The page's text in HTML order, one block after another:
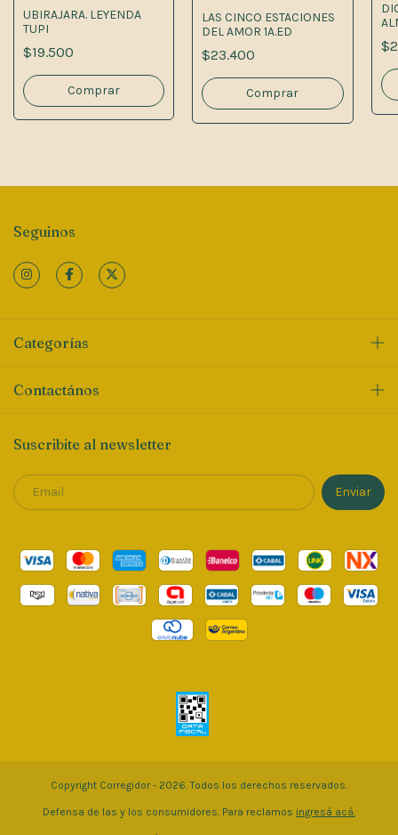
UBIRAJARA. LEYENDA
TUPI
$19.500
LAS CINCO ESTACIONES
DEL AMOR 1A.ED
$23.400
Seguinos
Categorías
Contactános
Suscribite al newsletter
Copyright Corregidor - 2026. Todos los derechos reservados.
Defensa de las y los consumidores. Para reclamos ingresá acá.